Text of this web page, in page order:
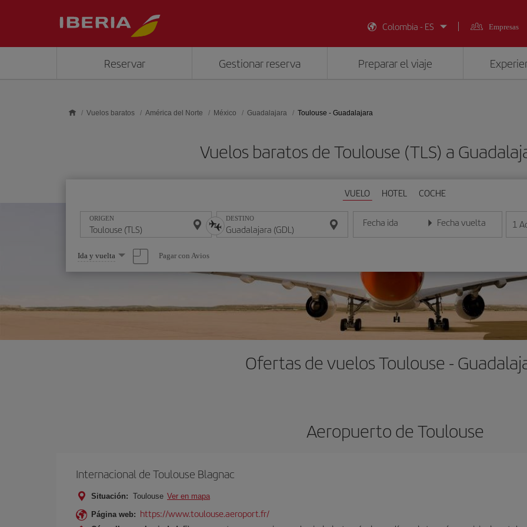
Colombia - ES
Empresas
Reservar Gestionar reserva Preparar el viaje
Vuelos baratos América del Norte México Guadalajara Toulouse - Guadalajara
Vuelos baratos de Toulouse (TLS) a
VUELO HOTEL COCHE
ORIGEN DESTINO Fecha ida
Introduce la fecha en formato día/mes/año
Fecha vuelta
Introduce la fecha en 1
Seleccione
una
opción
Ida y vuelta Pagar con Avios
Ofertas de vuelos Toulouse -
Aeropuerto de Toulouse
Internacional de Toulouse Blagnac
Situación: Toulouse Ver en mapa
Página web: https://www.toulouse.aeroport.fr/